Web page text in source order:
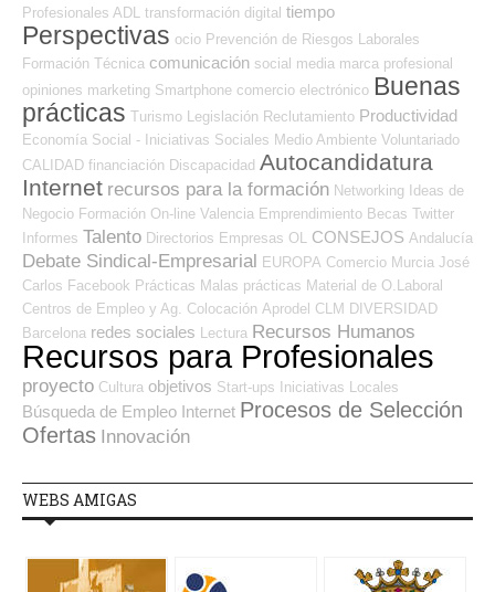
Profesionales ADL transformación digital tiempo
Perspectivas ocio Prevención de Riesgos Laborales
Formación Técnica comunicación social media marca profesional
opiniones marketing Smartphone comercio electrónico Buenas
prácticas Turismo Legislación Reclutamiento Productividad
Economía Social - Iniciativas Sociales Medio Ambiente Voluntariado
CALIDAD financiación Discapacidad Autocandidatura
Internet recursos para la formación Networking
Ideas de
Negocio Formación On-line Valencia Emprendimiento Becas Twitter
Informes Talento Directorios Empresas OL CONSEJOS Andalucía
Debate Sindical-Empresarial EUROPA Comercio Murcia José
Carlos Facebook Prácticas Malas prácticas Material de O.Laboral
Centros de Empleo y Ag. Colocación Aprodel CLM DIVERSIDAD
Barcelona redes sociales Lectura Recursos Humanos
Recursos para Profesionales
proyecto Cultura objetivos Start-ups Iniciativas Locales
Búsqueda de Empleo Internet Procesos de Selección
Ofertas Innovación
WEBS AMIGAS